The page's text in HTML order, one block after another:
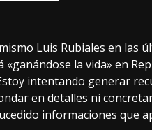
Luis Rubiales en las
la vida» en
intentando generar
en detalles ni
informaciones que